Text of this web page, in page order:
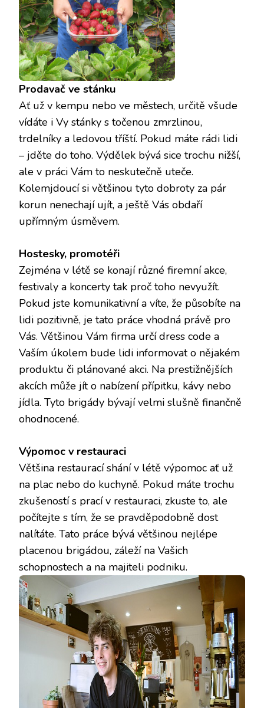
Prodavač ve stánku
Ať už v kempu nebo ve městech, určitě všude
vídáte i Vy stánky s točenou zmrzlinou,
trdelníky a ledovou tříští. Pokud máte rádi lidi
– jděte do toho. Výdělek bývá sice trochu nižší,
ale v práci Vám to neskutečně uteče.
Kolemjdoucí si většinou tyto dobroty za pár
korun nenechají ujít, a ještě Vás obdaří
upřímným úsměvem.
Hostesky, promotéři
Zejména v létě se konají různé firemní akce,
festivaly a koncerty tak proč toho nevyužít.
Pokud jste komunikativní a víte, že působíte na
lidi pozitivně, je tato práce vhodná právě pro
Vás. Většinou Vám firma určí dress code a
Vaším úkolem bude lidi informovat o nějakém
produktu či plánované akci. Na prestižnějších
akcích může jít o nabízení přípitku, kávy nebo
jídla. Tyto brigády bývají velmi slušně finančně
ohodnocené.
Výpomoc v restauraci
Většina restaurací shání v létě výpomoc ať už
na plac nebo do kuchyně. Pokud máte trochu
zkušeností s prací v restauraci, zkuste to, ale
počítejte s tím, že se pravděpodobně dost
nalítáte. Tato práce bývá většinou nejlépe
placenou brigádou, záleží na Vašich
schopnostech a na majiteli podniku.